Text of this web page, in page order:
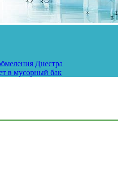
Днестра
в мусорный бак